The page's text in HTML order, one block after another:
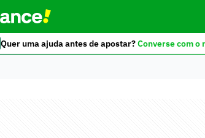
Quer uma ajuda antes de apostar?Converse com o